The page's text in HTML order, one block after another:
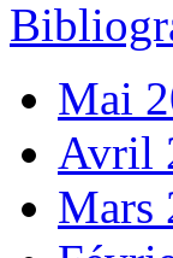
Mai
Avril
Mars